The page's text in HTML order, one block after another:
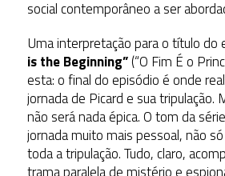
social contemporâneo a ser
Uma interpretação para o título do
is the Beginning”(“O Fim É o
esta: o final do episódio é onde
jornada de Picard e sua tripulação.
não será nada épica. O tom da
jornada muito mais pessoal, não
toda a tripulação. Tudo, claro,